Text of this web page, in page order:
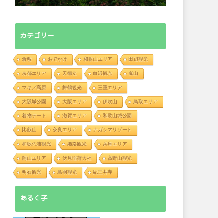
カテゴリー
倉敷 おでかけ 和歌山エリア 田辺観光
京都エリア 天橋立 白浜観光 嵐山
マキノ高原 舞鶴観光 三重エリア
大阪城公園 大阪エリア 伊吹山 鳥取エリア
着物デート 滋賀エリア 和歌山城公園
比叡山 奈良エリア ナガシマリゾート
和歌の浦観光 姫路観光 兵庫エリア
岡山エリア 伏見稲荷大社 高野山観光
明石観光 鳥羽観光 紀三井寺
あるく子